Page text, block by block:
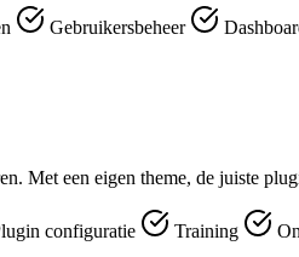
Gebruikersbeheer
Met een eigen theme, de juiste
configuratie Training